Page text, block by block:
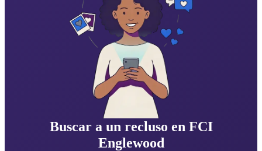
Buscar a un recluso en FCI
Englewood